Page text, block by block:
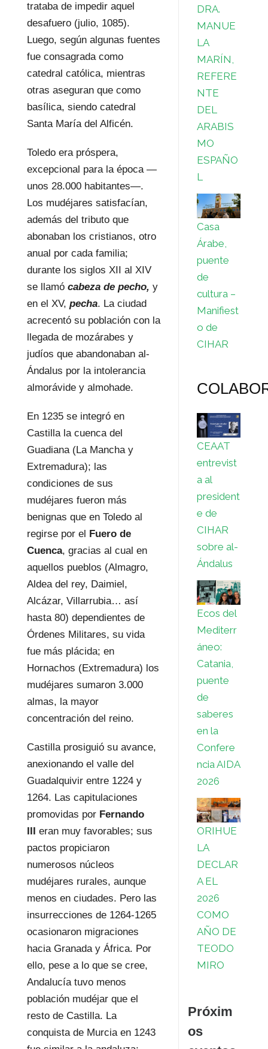
trataba de impedir aquel
desafuero (julio, 1085).
Luego, según algunas fuentes
fue consagrada como
catedral católica, mientras
otras aseguran que como
basílica, siendo catedral
Santa María del Alficén.
Toledo era próspera,
excepcional para la época —
unos 28.000 habitantes—.
Los mudéjares satisfacían,
además del tributo que
abonaban los cristianos, otro
anual por cada familia;
durante los siglos XII al XIV
se llamó cabeza de pecho, y
en el XV, pecha. La ciudad
acrecentó su población con la
llegada de mozárabes y
judíos que abandonaban al-
Ándalus por la intolerancia
almorávide y almohade.
En 1235 se integró en
Castilla la cuenca del
Guadiana (La Mancha y
Extremadura); las
condiciones de sus
mudéjares fueron más
benignas que en Toledo al
regirse por el
Fuero de
Cuenca, gracias al cual en
aquellos pueblos (Almagro,
Aldea del rey, Daimiel,
Alcázar, Villarrubia… así
hasta 80) dependientes de
Órdenes Militares, su vida
fue más plácida; en
Hornachos (Extremadura) los
mudéjares sumaron 3.000
almas, la mayor
concentración del reino.
Castilla prosiguió su avance,
anexionando el valle del
Guadalquivir entre 1224 y
1264. Las capitulaciones
promovidas por Fernando
eran muy favorables; sus
pactos propiciaron
numerosos núcleos
mudéjares rurales, aunque
menos en ciudades. Pero las
insurrecciones de 1264-1265
ocasionaron migraciones
hacia Granada y África. Por
ello, pese a lo que se cree,
Andalucía tuvo menos
población mudéjar que el
resto de Castilla. La
conquista de Murcia en 1243
DRA.
MANUE
LA
MARÍN,
REFERE
NTE
DEL
ARABIS
MO
ESPAÑO
L
Casa
Árabe,
puente
de
cultura –
Manifiest
o de
CIHAR
CEAAT
entrevist
a al
president
e de
CIHAR
sobre al-
Ándalus
Ecos del
Mediterr
áneo:
Catania,
puente
de
saberes
en la
Confere
ncia AIDA
2026
ORIHUE
LA
DECLAR
A EL
2026
COMO
AÑO DE
TEODO
MIRO
Próxim
os